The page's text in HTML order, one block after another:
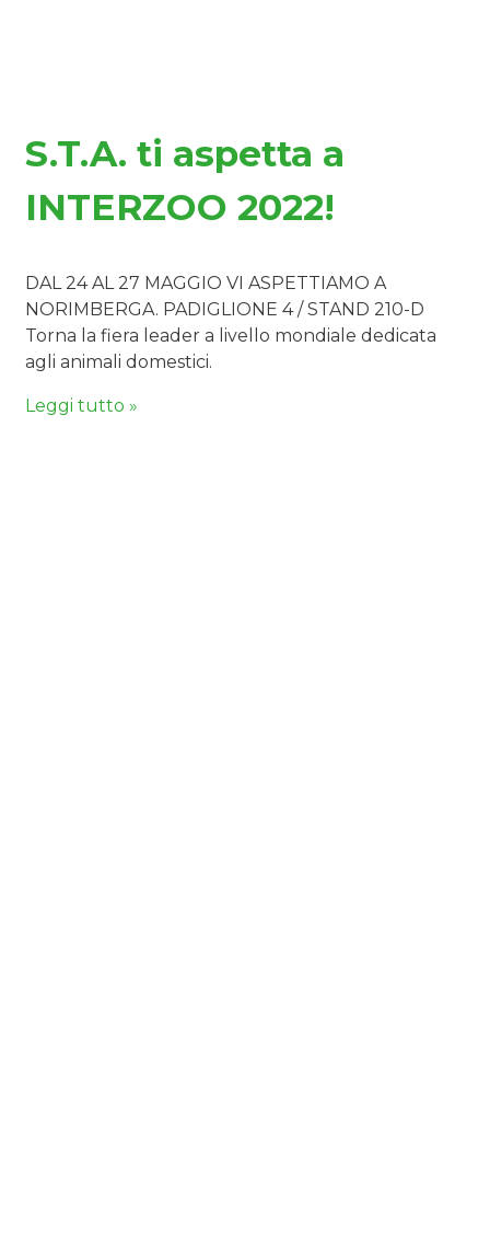
S.T.A. ti aspetta a
INTERZOO 2022!
DAL 24 AL 27 MAGGIO VI ASPETTIAMO A
NORIMBERGA. PADIGLIONE 4 / STAND 210-D
Torna la fiera leader a livello mondiale dedicata
agli animali domestici.
Leggi tutto »